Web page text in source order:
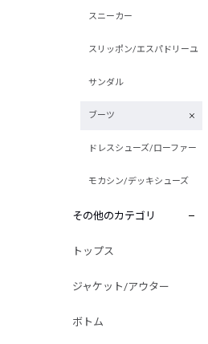
スニーカー
スリッポン/エスパドリーユ
サンダル
ブーツ
ドレスシューズ/ローファー
モカシン/デッキシューズ
その他のカテゴリ
トップス
ジャケット/アウター
ボトム
限定